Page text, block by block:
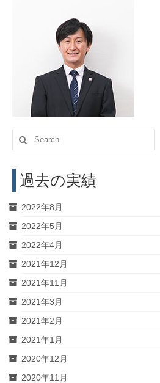
入会方法
会員一覧
活動実績
お問い合わせ・入会
Search
for:
過去の実績
2022年8月
2022年5月
2022年4月
2021年12月
2021年11月
2021年3月
2021年2月
2021年1月
2020年12月
2020年11月